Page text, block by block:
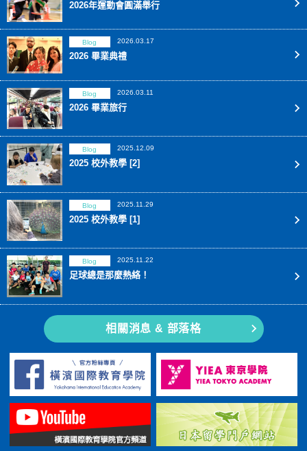
2026年運動會圓滿舉行
Blog 2026.03.17
2026 畢業典禮
Blog 2026.03.11
2026 畢業旅行
Blog 2025.12.09
2025 校外教學 [2]
Blog 2025.11.29
2025 校外教學 [1]
Blog 2025.11.22
足球總是那麼熱絡！
相關消息 & 部落格